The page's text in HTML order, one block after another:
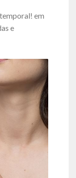
em
e